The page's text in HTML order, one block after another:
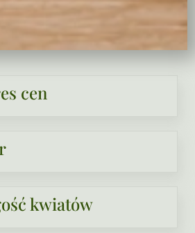
pewność, że wywołasz
bliskich w najpiękniejszy
cen
kwiatów